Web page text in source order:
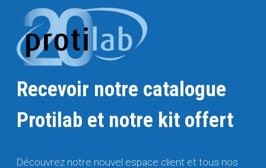
Recevoir notre catalogue
Protilab et notre kit offert
Découvrez notre nouvel espace client et tous nos